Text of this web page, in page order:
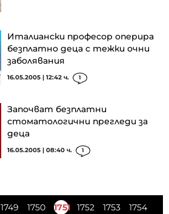
Италиански професор оперира
безплатно деца с тежки очни
заболявания
16.05.2005 | 12:42 ч. 1
Започват безплатни
стоматологични прегледи за
деца
16.05.2005 | 08:40 ч. 1
1749 1750 1751 1752 1753 1754